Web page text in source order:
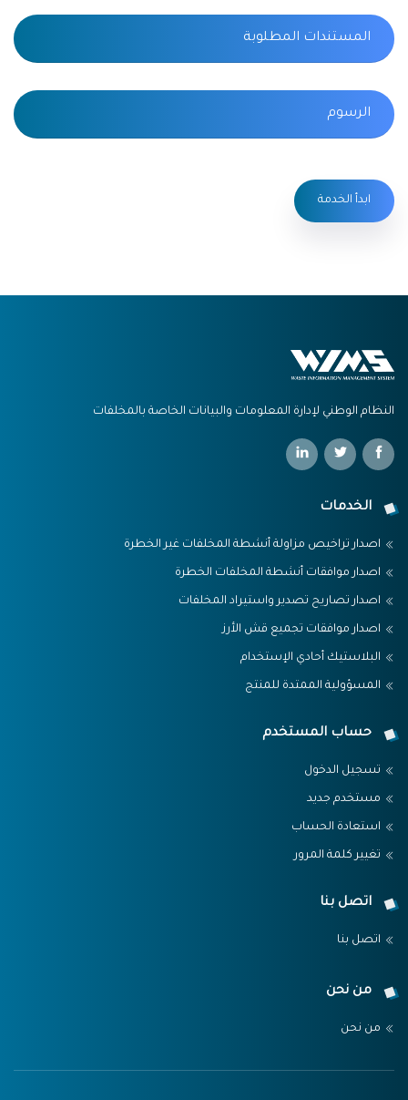
المستندات المطلوبة
الرسوم
ابدأ الخدمة
النظام الوطني لإدارة المعلومات والبيانات الخاصة بالمخلفات
الخدمات
اصدار تراخيص مزاولة أنشطة المخلفات غير الخطرة
اصدار موافقات أنشطة المخلفات الخطرة
اصدار تصاريح تصدير واستيراد المخلفات
اصدار موافقات تجميع قش الأرز
البلاستيك أحادي الإستخدام
المسؤولية الممتدة للمنتج
حساب المستخدم
تسجيل الدخول
مستخدم جديد
استعادة الحساب
تغيير كلمة المرور
اتصل بنا
اتصل بنا
من نحن
من نحن